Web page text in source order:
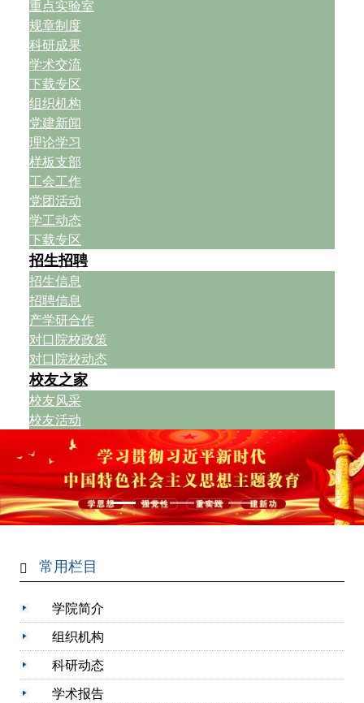
重点实验室
规章制度
科研成果
学术交流
下载专区
组织机构
党建新闻
理论学习
样板支部
工会工作
党团活动
学工动态
下载专区
招生招聘
招生信息
招聘信息
产学研合作
对口院校政策
对口院校动态
校友之家
校友风采
校友活动
常用栏目
学院简介
组织机构
科研动态
学术报告